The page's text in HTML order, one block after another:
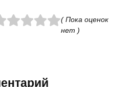
( Пока оценок
нет )